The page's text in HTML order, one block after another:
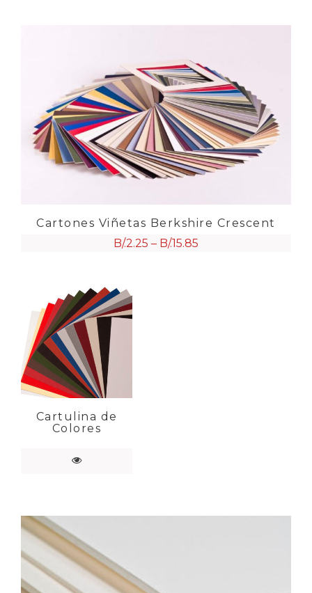
Cartones Viñetas Berkshire Crescent
B/.2.25 – B/.15.85
Cartulina de
Colores